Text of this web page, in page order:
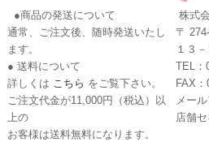
●商品の発送について
通常、ご注文後、随時発送いたし
ます。
● 送料について
詳しくは こちら をご覧下さい。
ご注文代金が11,000円（税込）以
上の
お客様は送料無料になります。
株式
〒
１３－
TEL：
FAX
メー
店舗